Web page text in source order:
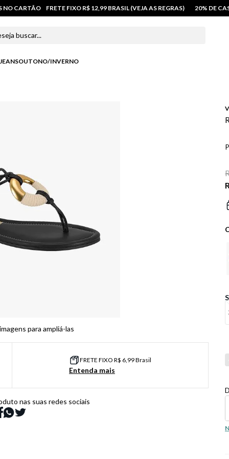
NO CARTÃO FRETE FIXO R$ 12,99 BRASIL (VEJA AS REGRAS) 20% DE
JEANSOUTONO/INVERNO
para ampliá-las
FRETE FIXO R$ 6,99 Brasil
Entenda mais
nas suas redes sociais